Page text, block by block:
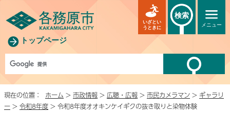
トップページ
メニュー
いざとい
うときに
検索
現在の位置： ホーム > 市政情報 > 広聴・広報 > 市民カメラマン > ギャラリ
ー > 令和8年度 > 令和8年度オオキンケイギクの抜き取りと染物体験